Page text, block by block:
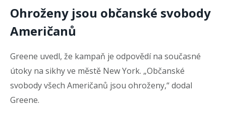
Ohroženy jsou občanské svobody
Američanů
Greene uvedl, že kampaň je odpovědí na současné
útoky na sikhy ve městě New York. „Občanské
svobody všech Američanů jsou ohroženy,“ dodal
Greene.